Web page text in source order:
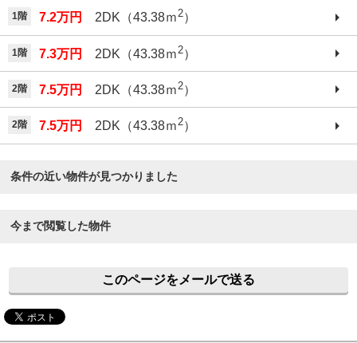
1階 7.2万円 2DK（43.38ｍ2）
1階 7.3万円 2DK（43.38ｍ 2）
2階 7.5万円 2DK（43.38ｍ2）
2階 7.5万円 2DK（43.38ｍ2）
条件の近い物件が見つかりました
今まで閲覧した物件
このページをメールで送る